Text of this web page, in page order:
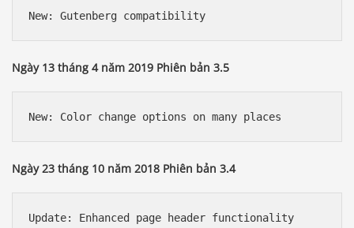
Ngày 13 tháng 4 năm 2019 Phiên bản 3.5
Ngày 23 tháng 10 năm 2018 Phiên bản 3.4
Update: Enhanced page header functionality